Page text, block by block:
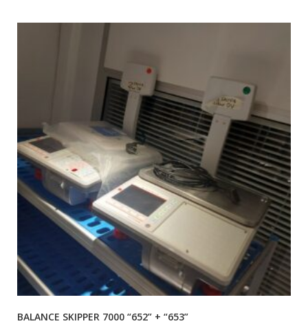
BALANCE SKIPPER 7000 “652” + “653”